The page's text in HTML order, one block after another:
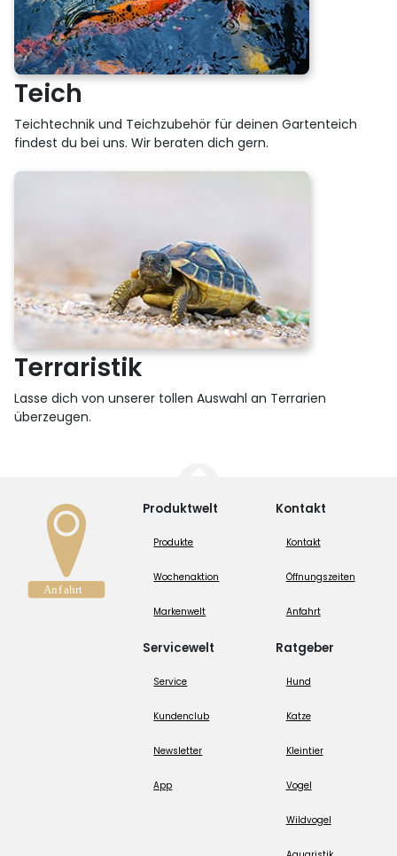
Teich
Teichtechnik und Teichzubehör für deinen Gartenteich
findest du bei uns. Wir beraten dich gern.
Terraristik
Lasse dich von unserer tollen Auswahl an Terrarien
überzeugen.
Produktwelt
Produkte
Wochenaktion
Markenwelt
Servicewelt
Service
Kundenclub
Newsletter
App
Kontakt
Kontakt
Öffnungszeiten
Anfahrt
Ratgeber
Hund
Katze
Kleintier
Vogel
Wildvogel